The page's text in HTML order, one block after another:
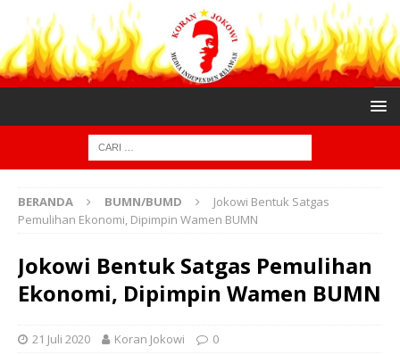
BERANDA BUMN/BUMD
Jokowi Bentuk Satgas
Pemulihan Ekonomi, Dipimpin Wamen BUMN
Jokowi Bentuk Satgas Pemulihan
Ekonomi, Dipimpin Wamen BUMN
21 Juli 2020 Koran Jokowi 0